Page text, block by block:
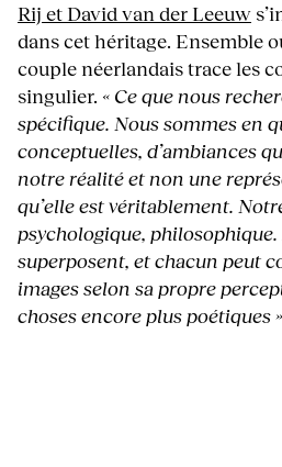
Rij et David van der Leeuw
dans cet héritage. Ensemble
couple néerlandais trace les
singulier. « Ce que nous
spécifique. Nous sommes en
conceptuelles, d’ambiances
notre réalité et non une
qu’elle est véritablement.
psychologique,
superposent, et chacun peut
images selon sa propre
choses encore plus poétiques »